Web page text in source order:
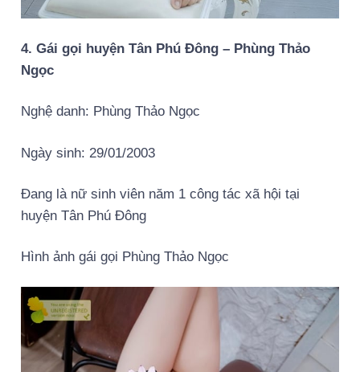
4. Gái gọi huyện Tân Phú Đông – Phùng Thảo
Ngọc
Nghệ danh: Phùng Thảo Ngọc
Ngày sinh: 29/01/2003
Đang là nữ sinh viên năm 1 công tác xã hội tại
huyện Tân Phú Đông
Hình ảnh gái gọi Phùng Thảo Ngọc